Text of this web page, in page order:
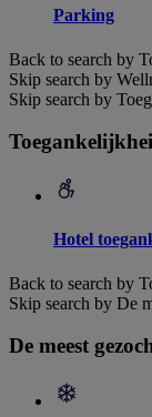
Parking
Back to search by
Skip search by
Skip search by
Hotel
Back to search by
Skip search by De
De meest